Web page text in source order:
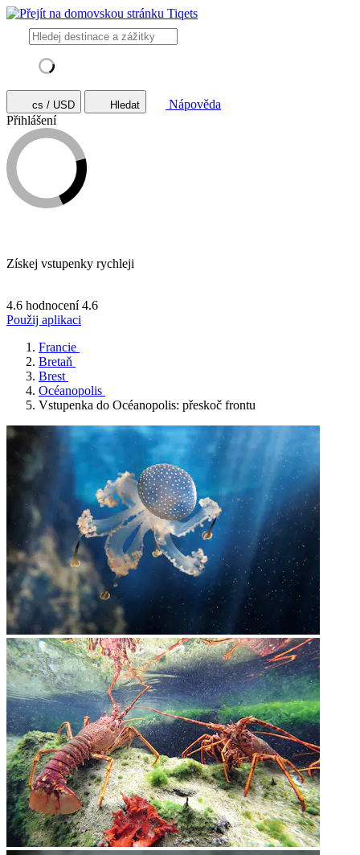
cs / USD Hledat
Nápověda
Přihlášení
Získej vstupenky rychleji
4.6 hodnocení 4.6
Použij aplikaci
Francie
Bretaň
Brest
Océanopolis
Vstupenka do Océanopolis: přeskoč frontu